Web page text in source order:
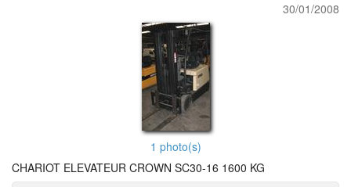
30/01/2008
1 photo(s)
CHARIOT ELEVATEUR CROWN SC30-16 1600 KG